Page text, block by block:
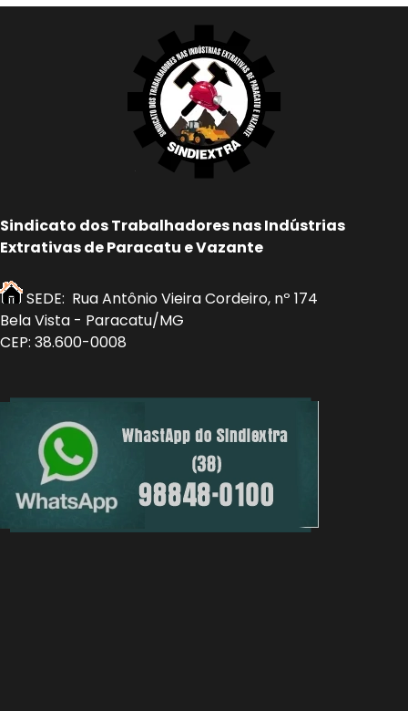
Sindicato dos Trabalhadores nas Indústrias
Extrativas de Paracatu e Vazante
SEDE: Rua Antônio Vieira Cordeiro, nº 174
Bela Vista - Paracatu/MG
CEP: 38.600-0008